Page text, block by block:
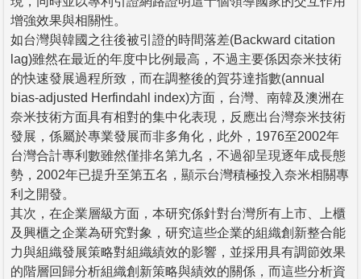
增強效果與相關性。
如台灣與韓國之往後被引證的時間落差(Backward citation
lag)雖然在最近的年度中比例最高，不過主要係因奈米技術
的快速發展過程所致，而在調整後的賀芬達指數(annual
bias-adjusted Herfindahl index)方面，台灣、南韓及澳洲在
奈米技術方面具有相對的集中化表現，反應出台灣奈米技術
發展，係屬於專業發展而非多角化，此外，1976至2002年
台灣合計專利數雖然僅排名第九名，不過卻呈現逐年成長態
勢，2002年已提升至第五名，顯示台灣積極投入奈米相關專
利之開發。
其次，在企業層級方面，本研究係針對台灣所有上市、上櫃
及興櫃之企業為研究對象，研究這些企業的組織創新整合能
力與組織發展策略對組織績效的影響，並採用具有調節效果
的階層回歸分析組織創新策略與績效的關係，而這些分析資